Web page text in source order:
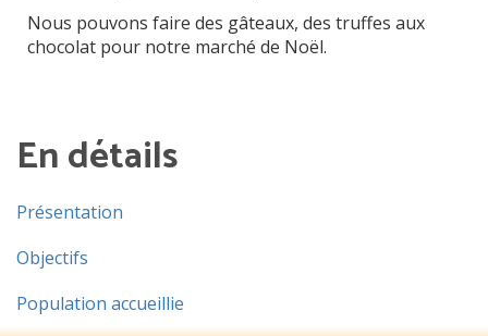
Nous pouvons faire des gâteaux, des truffes aux
chocolat pour notre marché de Noël.
En détails
Présentation
Objectifs
Population accueillie